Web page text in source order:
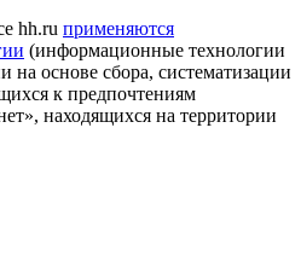
hh.ru применяются
(информационные технологии
на основе сбора, систематизации
к предпочтениям
находящихся на территории